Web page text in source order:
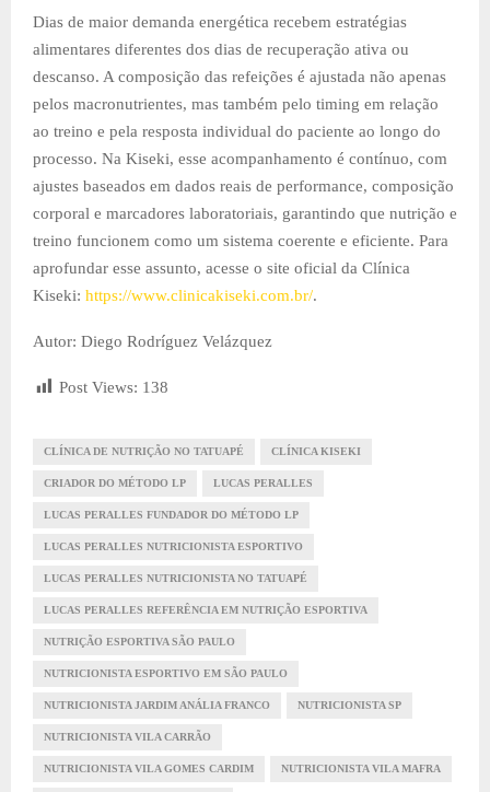
Dias de maior demanda energética recebem estratégias
alimentares diferentes dos dias de recuperação ativa ou
descanso. A composição das refeições é ajustada não apenas
pelos macronutrientes, mas também pelo timing em relação
ao treino e pela resposta individual do paciente ao longo do
processo. Na Kiseki, esse acompanhamento é contínuo, com
ajustes baseados em dados reais de performance, composição
corporal e marcadores laboratoriais, garantindo que nutrição e
treino funcionem como um sistema coerente e eficiente. Para
aprofundar esse assunto, acesse o site oficial da Clínica
Kiseki: https://www.clinicakiseki.com.br/.
Autor: Diego Rodríguez Velázquez
Post Views: 138
CLÍNICA DE NUTRIÇÃO NO TATUAPÉ CLÍNICA KISEKI
CRIADOR DO MÉTODO LP LUCAS PERALLES
LUCAS PERALLES FUNDADOR DO MÉTODO LP
LUCAS PERALLES NUTRICIONISTA ESPORTIVO
LUCAS PERALLES NUTRICIONISTA NO TATUAPÉ
LUCAS PERALLES REFERÊNCIA EM NUTRIÇÃO ESPORTIVA
NUTRIÇÃO ESPORTIVA SÃO PAULO
NUTRICIONISTA ESPORTIVO EM SÃO PAULO
NUTRICIONISTA JARDIM ANÁLIA FRANCO NUTRICIONISTA SP
NUTRICIONISTA VILA CARRÃO
NUTRICIONISTA VILA GOMES CARDIM NUTRICIONISTA VILA MAFRA